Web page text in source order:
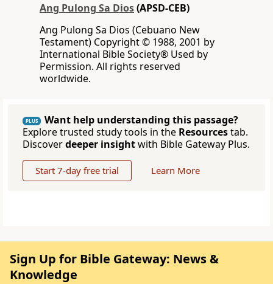
Ang Pulong Sa Dios(APSD-CEB)
Ang Pulong Sa Dios (Cebuano New
Testament) Copyright © 1988, 2001 by
International Bible Society® Used by
Permission. All rights reserved
worldwide.
PLUS
Want help understanding this passage?
Explore trusted study tools in the Resourcestab.
Discoverdeeper insightwith Bible Gateway Plus.
Start 7-day free trial Learn More
Sign Up for Bible Gateway: News &
Knowledge